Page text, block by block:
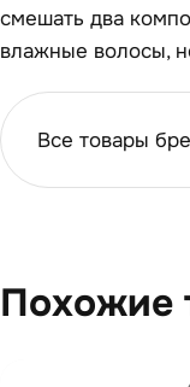
смешать два
влажные волосы,
Все товары
Похожие